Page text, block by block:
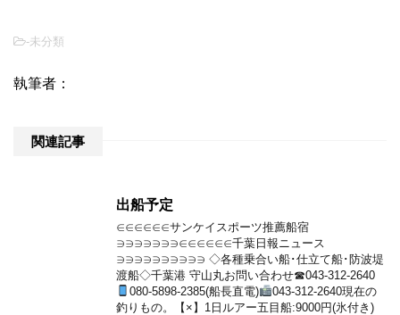
-未分類
執筆者：
関連記事
出船予定
∈∈∈∈∈∈サンケイスポーツ推薦船宿
∋∋∋∋∋∋∋∈∈∈∈∈∈千葉日報ニュース
∋∋∋∋∋∋∋∋∋∋ ◇各種乗合い船･仕立て船･防波堤
渡船◇千葉港 守山丸お問い合わせ☎043-312-2640
080-5898-2385(船長直電)
043-312-2640現在の
釣りもの。【×】1日ルアー五目船:9000円(氷付き)